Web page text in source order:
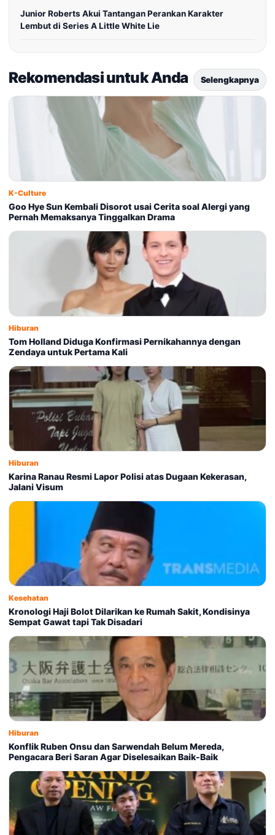
Junior Roberts Akui Tantangan Perankan Karakter
Lembut di Series A Little White Lie
Rekomendasi untuk Anda Selengkapnya
K-Culture
Goo Hye Sun Kembali Disorot usai Cerita soal Alergi yang
Pernah Memaksanya Tinggalkan Drama
Hiburan
Tom Holland Diduga Konfirmasi Pernikahannya dengan
Zendaya untuk Pertama Kali
Hiburan
Karina Ranau Resmi Lapor Polisi atas Dugaan Kekerasan,
Jalani Visum
Kesehatan
Kronologi Haji Bolot Dilarikan ke Rumah Sakit, Kondisinya
Sempat Gawat tapi Tak Disadari
Hiburan
Konflik Ruben Onsu dan Sarwendah Belum Mereda,
Pengacara Beri Saran Agar Diselesaikan Baik-Baik